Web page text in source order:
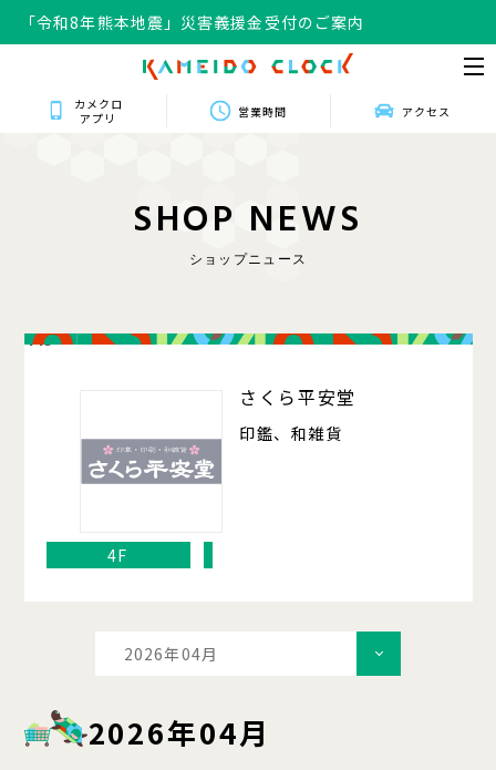
「令和8年熊本地震」災害義援金受付のご案内
カメクロ
アプリ
営業時間 アクセス
SHOP NEWS
ショップニュース
415
さくら平安堂
印鑑、和雑貨
4F
2026年04月
2026年04月